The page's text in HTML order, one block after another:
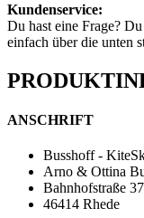
Kundenservice:
Du hast eine Frage?
einfach über die unten
ANSCHRIFT
Busshoff -
Arno & Ottina
Bahnhofstraße 37
46414 Rhede